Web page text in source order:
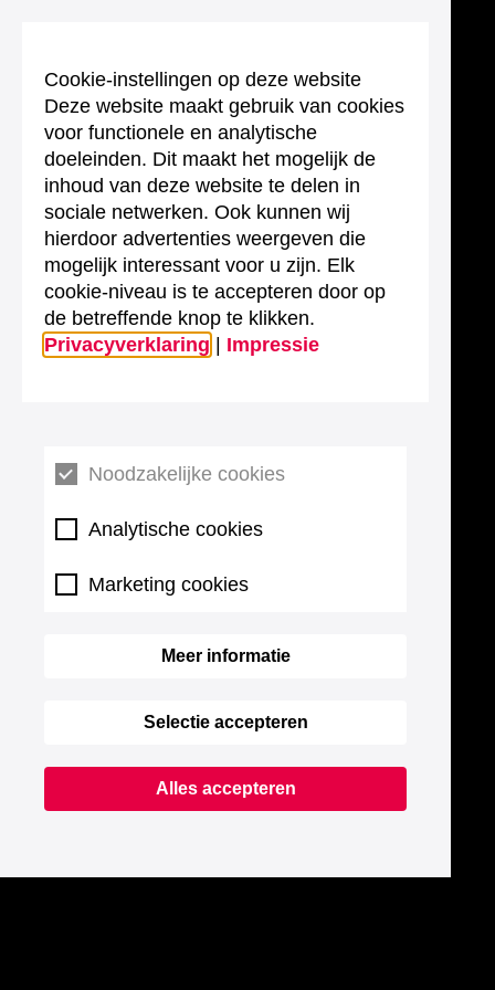
Cookie-instellingen op deze website
Deze website maakt gebruik van cookies
voor functionele en analytische
doeleinden. Dit maakt het mogelijk de
inhoud van deze website te delen in
sociale netwerken. Ook kunnen wij
hierdoor advertenties weergeven die
mogelijk interessant voor u zijn. Elk
cookie-niveau is te accepteren door op
de betreffende knop te klikken.
Privacyverklaring
Impressie
Noodzakelijke cookies
Analytische cookies
Marketing cookies
Meer informatie
Selectie accepteren
Alles accepteren